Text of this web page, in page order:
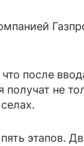
после
не
этапов.